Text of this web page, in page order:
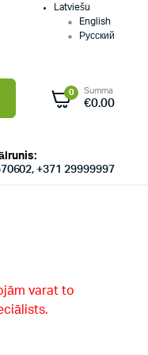
Latviešu
English
Русский
0 Summa
€0.00
+371 29999997
varat to